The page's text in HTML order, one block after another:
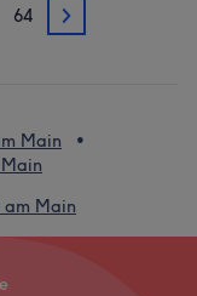
64 3
Main
am Main